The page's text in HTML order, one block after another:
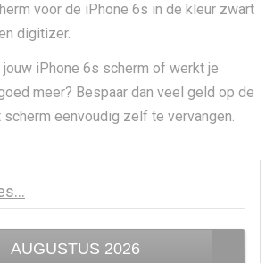
voor de iPhone 6s in de kleur zwart
digitizer.
iPhone 6s scherm of werkt je
meer? Bespaar dan veel geld op de
eenvoudig zelf te vervangen.
AUGUSTUS 2026